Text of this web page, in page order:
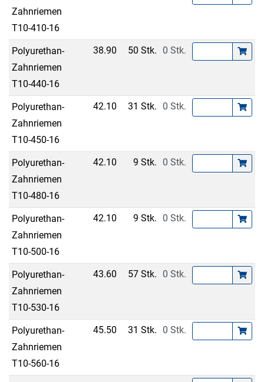
Zahnriemen
T10-410-16
Polyurethan-
Zahnriemen
T10-440-16
38.90 50 Stk. 0 Stk.
Polyurethan-
Zahnriemen
T10-450-16
42.10 31 Stk. 0 Stk.
Polyurethan-
Zahnriemen
T10-480-16
42.10 9 Stk. 0 Stk.
Polyurethan-
Zahnriemen
T10-500-16
42.10 9 Stk. 0 Stk.
Polyurethan-
Zahnriemen
T10-530-16
43.60 57 Stk. 0 Stk.
Polyurethan-
Zahnriemen
T10-560-16
45.50 31 Stk. 0 Stk.